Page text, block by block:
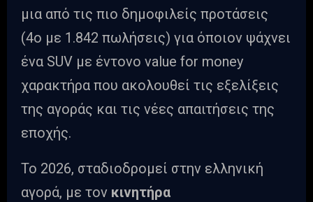
μια από τις πιο δημοφιλείς προτάσεις
(4o με 1.842 πωλήσεις) για όποιον ψάχνει
ένα SUV με έντονο value for money
χαρακτήρα που ακολουθεί τις εξελίξεις
της αγοράς και τις νέες απαιτήσεις της
εποχής.
Το 2026, σταδιοδρομεί στην ελληνική
αγορά, με τον κινητήρα